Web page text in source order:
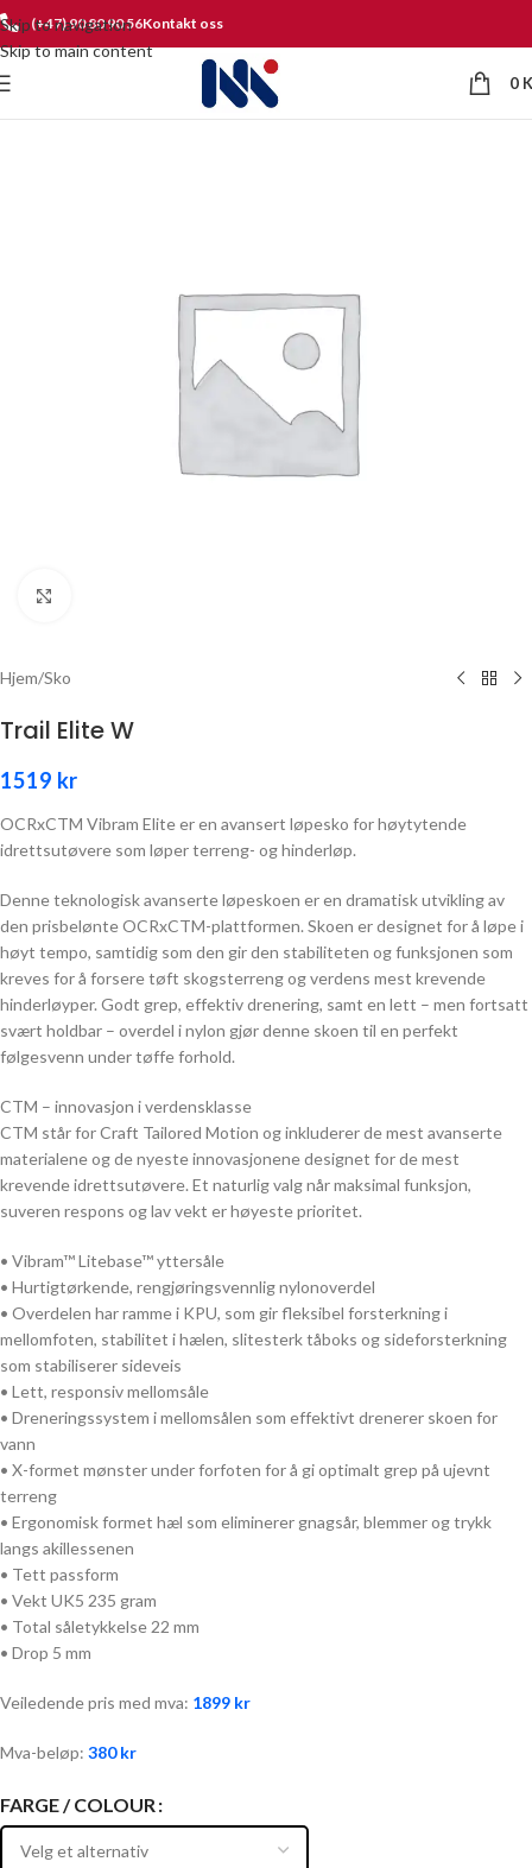
Skip to navigation
Skip to main content
(+47) 90 80 90 56Kontakt oss
0
Hjem/Sko
Trail Elite W
1519 kr
OCRxCTM Vibram Elite ​​er en avansert løpesko for høytytende
idrettsutøvere som løper terreng- og hinderløp.
Denne teknologisk avanserte løpeskoen er en dramatisk utvikling av
den prisbelønte OCRxCTM-plattformen. Skoen er designet for å løpe i
høyt tempo, samtidig som den gir den stabiliteten og funksjonen som
kreves for å forsere tøft skogsterreng og verdens mest krevende
hinderløyper. Godt grep, effektiv drenering, samt en lett – men fortsatt
svært holdbar – overdel i nylon gjør denne skoen til en perfekt
følgesvenn under tøffe forhold.
CTM – innovasjon i verdensklasse
CTM står for Craft Tailored Motion og inkluderer de mest avanserte
materialene og de nyeste innovasjonene designet for de mest
krevende idrettsutøvere. Et naturlig valg når maksimal funksjon,
suveren respons og lav vekt er høyeste prioritet.
• Vibram™ Litebase™ yttersåle
• Hurtigtørkende, rengjøringsvennlig nylonoverdel
• Overdelen har ramme i KPU, som gir fleksibel forsterkning i
mellomfoten, stabilitet i hælen, slitesterk tåboks og sideforsterkning
som stabiliserer sideveis
• Lett, responsiv mellomsåle
• Dreneringssystem i mellomsålen som effektivt drenerer skoen for
vann
• X-formet mønster under forfoten for å gi optimalt grep på ujevnt
terreng
• Ergonomisk formet hæl som eliminerer gnagsår, blemmer og trykk
langs akillessenen
• Tett passform
• Vekt UK5 235 gram
• Total såletykkelse 22 mm
• Drop 5 mm
Veiledende pris med mva: 1899 kr
Mva-beløp: 380kr
FARGE / COLOUR